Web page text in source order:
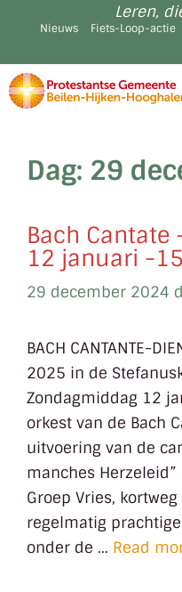
Leren,
Nieuws Fiets-Loop-actie
Dag: 29
Bach Cantate
12 januari -
29 december 2024
BACH CANTANTE-
2025 in de
Zondagmiddag 12
orkest van de Bach
uitvoering van de
manches Herzeleid”
Groep Vries, kortweg
regelmatig
onder de … Read